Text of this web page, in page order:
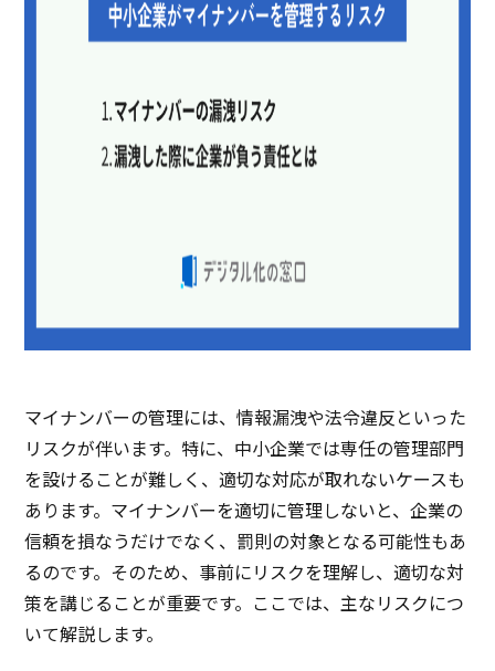
マイナンバーの管理には、情報漏洩や法令違反といった
リスクが伴います。特に、中小企業では専任の管理部門
を設けることが難しく、適切な対応が取れないケースも
あります。マイナンバーを適切に管理しないと、企業の
信頼を損なうだけでなく、罰則の対象となる可能性もあ
るのです。そのため、事前にリスクを理解し、適切な対
策を講じることが重要です。ここでは、主なリスクにつ
いて解説します。